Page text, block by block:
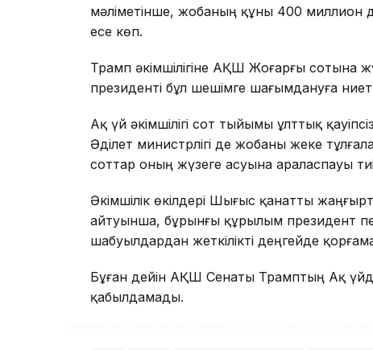
мәліметінше, жобаның құны 400 миллион
есе көп.
Трамп әкімшілігіне АҚШ Жоғарғы сотына
президенті бұл шешімге шағымдануға
Ақ үй әкімшілігі сот тыйымы ұлттық
Әділет министрлігі де жобаны жеке
соттар оның жүзеге асуына араласпауы
Әкімшілік өкілдері Шығыс қанатты
айтуынша, бұрынғы құрылым президент
шабуылдардан жеткілікті деңгейде
Бұған дейін АҚШ Сенаты Трамптың Ақ
қабылдамады.